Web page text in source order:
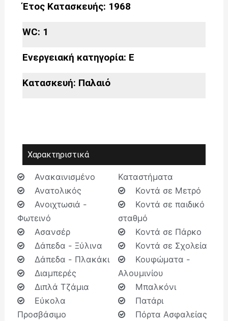
Έτος Κατασκευής: 1968
WC: 1
Ενεργειακή κατηγορία: Ε
Κατασκευή: Παλαιό
Χαρακτηριστικά
Ανακαινισμένο
Ανατολικός
Ανοιχτωσιά -
Φωτεινό
Ασανσέρ
Δάπεδα - Ξύλινα
Δάπεδα - Πλακάκι
Διαμπερές
Διπλά Τζάμια
Εύκολα
Προσβάσιμο
Καταστήματα
Κοντά σε Μετρό
Κοντά σε παιδικό
σταθμό
Κοντά σε Πάρκο
Κοντά σε Σχολεία
Κουφώματα -
Αλουμινίου
Μπαλκόνι
Πατάρι
Πόρτα Ασφαλείας